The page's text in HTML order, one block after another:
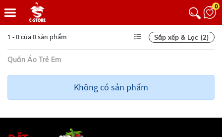
0
1 - 0 của 0 sản phẩm Sắp xếp & Lọc (2)
Quần Áo Trẻ Em
Không có sản phẩm